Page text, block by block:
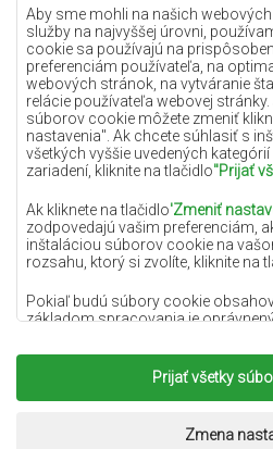
Aby sme mohli na našich
služby na najvyššej úrovni,
cookie sa používajú na
preferenciám používateľa, na
webových stránok, na vytváranie
relácie používateľa webovej
súborov cookie môžete zmeniť
nastavenia". Ak chcete súhlasiť s
všetkých vyššie uvedených
zariadení, kliknite na tlačidlo"Prijať
Ak kliknete na tlačidlo'Zmeniť
zodpovedajú vašim preferenciám,
inštaláciou súborov cookie na
rozsahu, ktorý si zvolíte, kliknite na
Pokiaľ budú súbory cookie
základom spracovania je
podobe poskytovania
webovej stránke a marketingových
údajov a jeho dôveryhodných
Viac informácií o súboroch
Prijať všetky
Zmena
Lilac
Žlté
Mätové
Modré
Oranžové
Ružové
Šedé
Terakotové
Zelené
Zlaté
Copyright 2022Koberce
Realizácia: